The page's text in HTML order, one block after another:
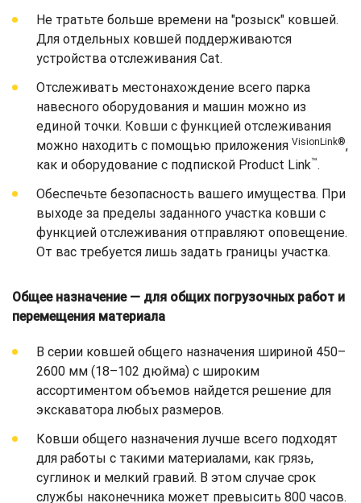
Не тратьте больше времени на "розыск" ковшей.
Для отдельных ковшей поддерживаются
устройства отслеживания Cat.
Отслеживать местонахождение всего парка
навесного оборудования и машин можно из
единой точки. Ковши с функцией отслеживания
можно находить с помощью приложения VisionLink®,
как и оборудование с подпиской Product Link™.
Обеспечьте безопасность вашего имущества. При
выходе за пределы заданного участка ковши с
функцией отслеживания отправляют оповещение.
От вас требуется лишь задать границы участка.
Общее назначение — для общих погрузочных работ и
перемещения материала
В серии ковшей общего назначения шириной 450–
2600 мм (18–102 дюйма) с широким
ассортиментом объемов найдется решение для
экскаватора любых размеров.
Ковши общего назначения лучше всего подходят
для работы с такими материалами, как грязь,
суглинок и мелкий гравий. В этом случае срок
службы наконечника может превысить 800 часов.